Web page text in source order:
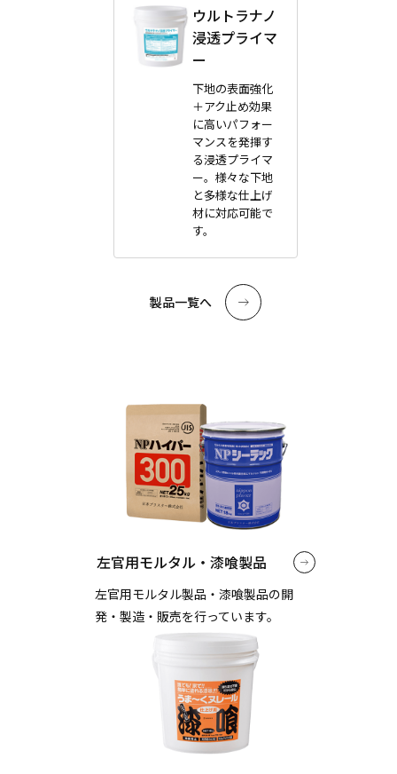
製品一覧へ
ウルトラナノ
浸透プライマ
ー
下地の表面強化
＋アク止め効果
に高いパフォー
マンスを発揮す
る浸透プライマ
ー。様々な下地
と多様な仕上げ
材に対応可能で
す。
左官用モルタル・漆喰製品
左官用モルタル製品・漆喰製品の開
発・製造・販売を行っています。